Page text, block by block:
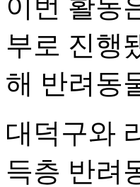
이번 활동
부로 진행
해 반려동
대덕구와
득층 반려